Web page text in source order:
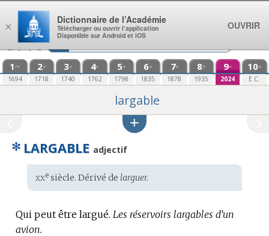
Aller au contenu
1 re
1694
2e
1718
3e
1740
4e
1762
5e
1798
6e
1835
7e
1878
8e
1935
9e
2024
10e
E.C.
largable
✻ LARGABLE adjectif
Étymologie
:
xxesiècle. Dérivé de larguer.
Qui peut être largué. Les réservoirs largables d’un
avion.
×
Dictionnaire de l’Académie
Télécharger ou ouvrir l’application
Disponible sur Android et iOS
OUVRIR